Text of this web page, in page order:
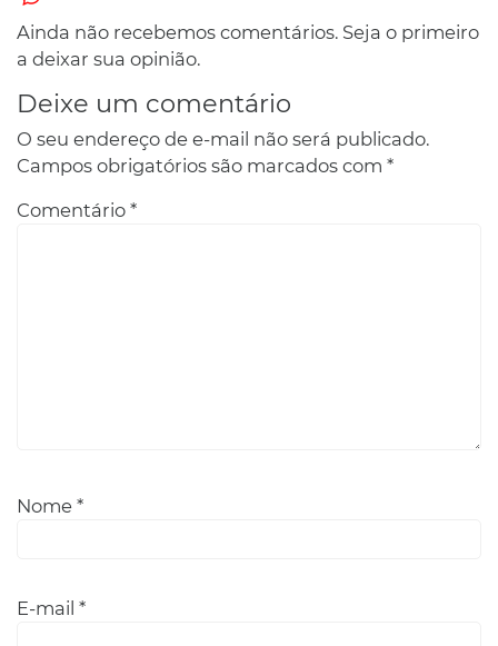
Ainda não recebemos comentários. Seja o primeiro
a deixar sua opinião.
Deixe um comentário
O seu endereço de e-mail não será publicado.
Campos obrigatórios são marcados com *
Comentário *
Nome *
E-mail *